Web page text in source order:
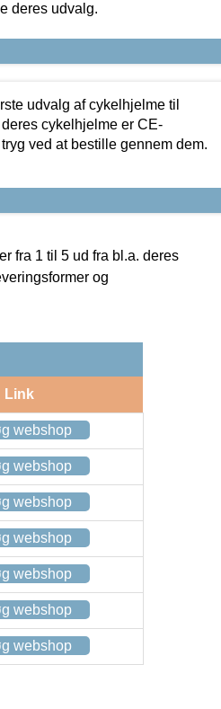
deres udvalg.
udvalg af cykelhjelme til
cykelhjelme er CE-
ved at bestille gennem dem.
fra 1 til 5 ud fra bl.a. deres
og
Link
webshop
webshop
webshop
webshop
webshop
webshop
webshop